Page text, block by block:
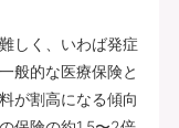
しく、いわば発症
般的な医療保険と
が割高になる傾向